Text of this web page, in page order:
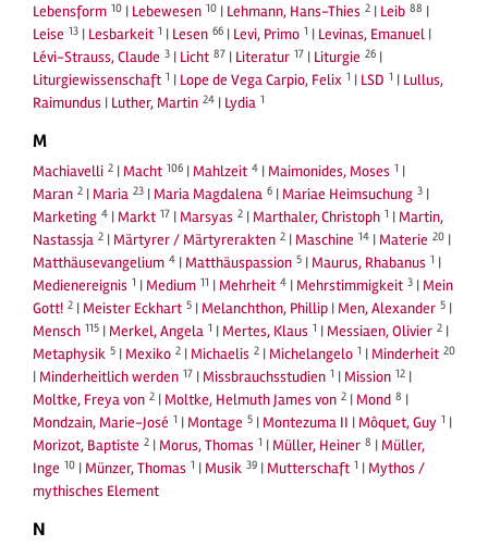
Lebensform 10 | Lebewesen 10 | Lehmann, Hans-Thies 2 | Leib 88 |
Leise 13 | Lesbarkeit 1 | Lesen 66 | Levi, Primo 1 | Levinas, Emanuel |
Lévi-Strauss, Claude 3 | Licht 87 | Literatur 17 | Liturgie 26 |
Liturgiewissenschaft 1 | Lope de Vega Carpio, Felix 1 | LSD 1 | Lullus,
Raimundus | Luther, Martin 24 | Lydia 1
M
Machiavelli 2 | Macht 106 | Mahlzeit 4 | Maimonides, Moses 1 |
Maran 2 | Maria 23 | Maria Magdalena 6 | Mariae Heimsuchung 3 |
Marketing 4 | Markt 17 | Marsyas 2 | Marthaler, Christoph 1 | Martin,
Nastassja 2 | Märtyrer / Märtyrerakten 2 | Maschine 14 | Materie 20 |
Matthäusevangelium 4 | Matthäuspassion 5 | Maurus, Rhabanus 1 |
Medienereignis 1 | Medium 11 | Mehrheit 4 | Mehrstimmigkeit 3 | Mein
Gott! 2 | Meister Eckhart 5 | Melanchthon, Phillip | Men, Alexander 5 |
Mensch 115 | Merkel, Angela 1 | Mertes, Klaus 1 | Messiaen, Olivier 2 |
Metaphysik 5 | Mexiko 2 | Michaelis 2 | Michelangelo 1 | Minderheit 20
| Minderheitlich werden 17 | Missbrauchsstudien 1 | Mission 12 |
Moltke, Freya von 2 | Moltke, Helmuth James von 2 | Mond 8 |
Mondzain, Marie-José 1 | Montage 5 | Montezuma II | Môquet, Guy 1 |
Morizot, Baptiste 2 | Morus, Thomas 1 | Müller, Heiner 8 | Müller,
Inge 10 | Münzer, Thomas 1 | Musik 39 | Mutterschaft 1 | Mythos /
mythisches Element
N